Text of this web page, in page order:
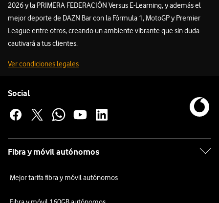
2026 y la PRIMERA FEDERACIÓN Versus E-Learning, y además el
mejor deporte de DAZN Bar con la Fórmula 1, MotoGP y Premier
League entre otros, creando un ambiente vibrante que sin duda
cautivará a tus clientes.
Ver condiciones legales
Social
Fibra y móvil autónomos
Mejor tarifa fibra y móvil autónomos